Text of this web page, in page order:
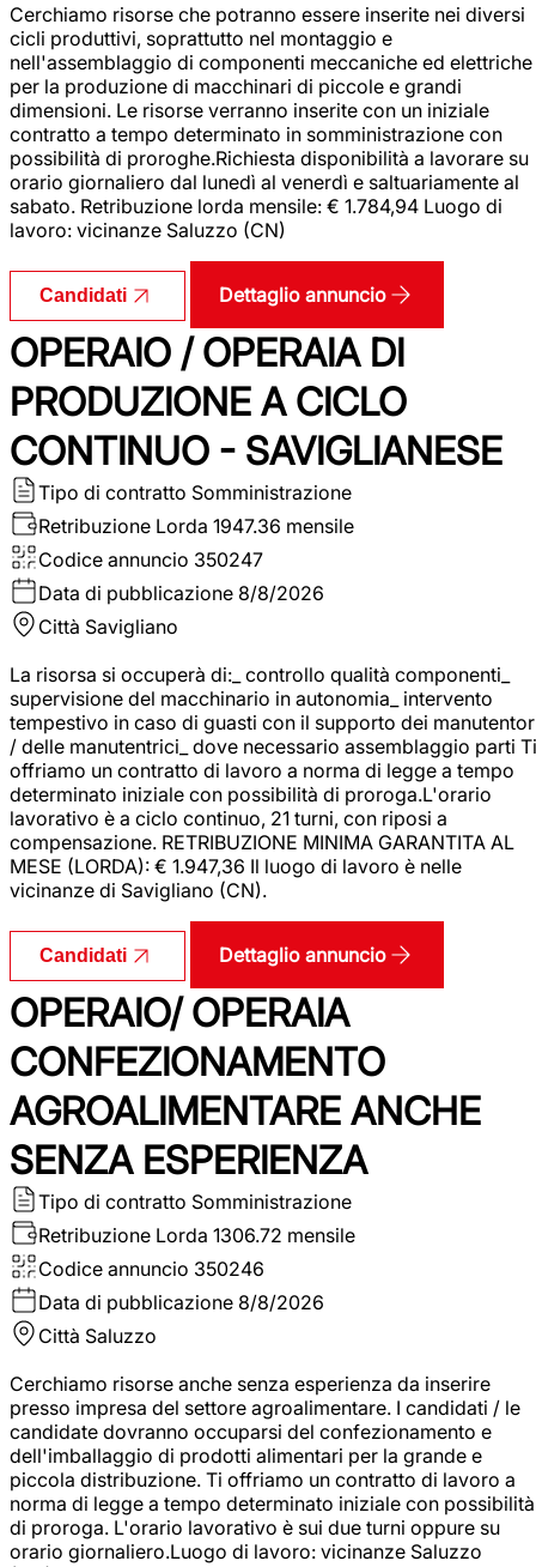
Cerchiamo risorse che potranno essere inserite nei diversi
cicli produttivi, soprattutto nel montaggio e
nell'assemblaggio di componenti meccaniche ed elettriche
per la produzione di macchinari di piccole e grandi
dimensioni. Le risorse verranno inserite con un iniziale
contratto a tempo determinato in somministrazione con
possibilità di proroghe.Richiesta disponibilità a lavorare su
orario giornaliero dal lunedì al venerdì e saltuariamente al
sabato. Retribuzione lorda mensile: € 1.784,94 Luogo di
lavoro: vicinanze Saluzzo (CN)
Candidati Dettaglio annuncio
OPERAIO / OPERAIA DI
PRODUZIONE A CICLO
CONTINUO - SAVIGLIANESE
Tipo di contratto Somministrazione
Retribuzione Lorda 1947.36 mensile
Codice annuncio 350247
Data di pubblicazione 8/8/2026
Città Savigliano
La risorsa si occuperà di:_ controllo qualità componenti_
supervisione del macchinario in autonomia_ intervento
tempestivo in caso di guasti con il supporto dei
/ delle manutentrici_ dove necessario assemblaggio parti Ti
offriamo un contratto di lavoro a norma di legge a tempo
determinato iniziale con possibilità di proroga.L'orario
lavorativo è a ciclo continuo, 21 turni, con riposi a
compensazione. RETRIBUZIONE MINIMA GARANTITA AL
MESE (LORDA): € 1.947,36 Il luogo di lavoro è nelle
vicinanze di Savigliano (CN).
Candidati Dettaglio annuncio
OPERAIO/ OPERAIA
CONFEZIONAMENTO
AGROALIMENTARE ANCHE
SENZA ESPERIENZA
Tipo di contratto Somministrazione
Retribuzione Lorda 1306.72 mensile
Codice annuncio 350246
Data di pubblicazione 8/8/2026
Città Saluzzo
Cerchiamo risorse anche senza esperienza da inserire
presso impresa del settore agroalimentare. I candidati / le
candidate dovranno occuparsi del confezionamento e
dell'imballaggio di prodotti alimentari per la grande e
piccola distribuzione. Ti offriamo un contratto di lavoro a
norma di legge a tempo determinato iniziale con possibilità
di proroga. L'orario lavorativo è sui due turni oppure su
orario giornaliero.Luogo di lavoro: vicinanze Saluzzo